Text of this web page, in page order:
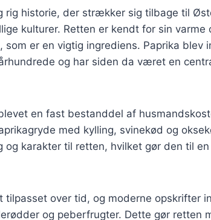
rig historie, der strækker sig tilbage til
kulturer. Retten er kendt for sin varme
er en vigtig ingrediens. Paprika blev
og har siden da været en
en fast bestanddel af
med kylling, svinekød og
og karakter til retten, hvilket gør den til
tilpasset over tid, og moderne opskrifter
og peberfrugter. Dette gør retten